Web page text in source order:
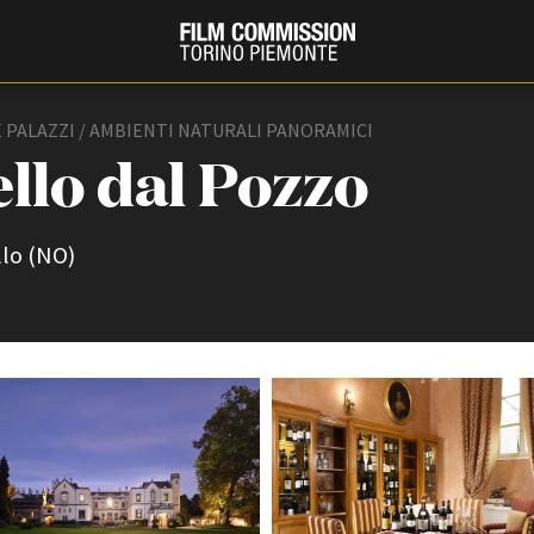
PRODUCTION GUIDE
Società di produzione
Strutture di servizio
Professionisti
Attrici-Attori
Beginners
Festival
PALAZZI / AMBIENTI NATURALI PANORAMICI
dal Pozzo
(NO)